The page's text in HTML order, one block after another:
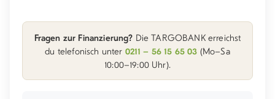
Fragen zur Finanzierung? Die TARGOBANK erreichst
du telefonisch unter 0211 – 56 15 65 03 (Mo–Sa
10:00–19:00 Uhr).